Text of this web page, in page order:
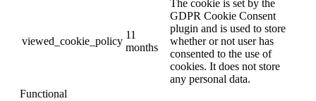
viewed_cookie_policy
11
months
The cookie is set by the
GDPR Cookie Consent
plugin and is used to store
whether or not user has
consented to the use of
cookies. It does not store
any personal data.
Functional